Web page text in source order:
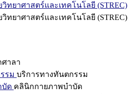
ทยาศาสตร์และเทคโนโลยี (STREC)
ทยาศาสตร์และเทคโนโลยี (STREC)
าลา
รม บริการทางทันตกรรม
บัด คลินิกกายภาพบำบัด